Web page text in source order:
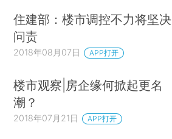
住建部：楼市调控不力将坚决
问责
2018年08月07日 APP打开
楼市观察|房企缘何掀起更名
潮？
2018年07月21日 APP打开